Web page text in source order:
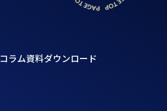
コラム資料ダウンロード